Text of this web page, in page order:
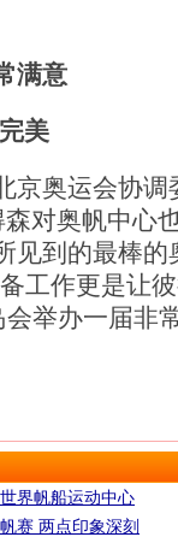
满意
美
奥运会协调
对奥帆中心
见到的最棒
工作更是让
会举办一届非
界帆船运动中心
赛 两点印象深刻